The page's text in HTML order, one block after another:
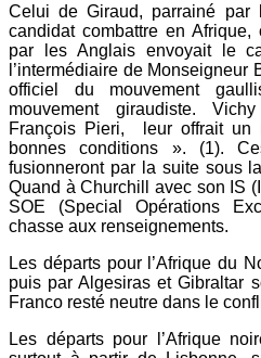
Celui de Giraud, parrainé par
candidat combattre en
par les Anglais envoyait le
l’intermédiaire de Monseigneur
officiel du mouvement
mouvement giraudiste.
François Pieri, leur offrait un
bonnes conditions ». (1).
fusionneront par la suite sous
Quand à Churchill avec son IS
SOE (Special Opérations
chasse aux renseignements.
Les départs pour l’Afrique du
puis par Algesiras et Gibraltar
Franco resté neutre dans le
Les départs pour l’Afrique